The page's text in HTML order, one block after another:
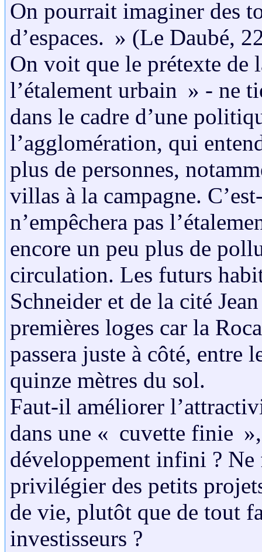
On pourrait imaginer des
d’espaces. » (Le Daubé,
On voit que le prétexte de
l’étalement urbain » - ne
dans le cadre d’une
l’agglomération, qui
plus de personnes,
villas à la campagne.
n’empêchera pas
encore un peu plus de
circulation. Les futurs
Schneider et de la cité
premières loges car la
passera juste à côté, entre
quinze mètres du sol.
Faut-il améliorer
dans une « cuvette finie
développement infini ?
privilégier des petits
de vie, plutôt que de tout
investisseurs ?